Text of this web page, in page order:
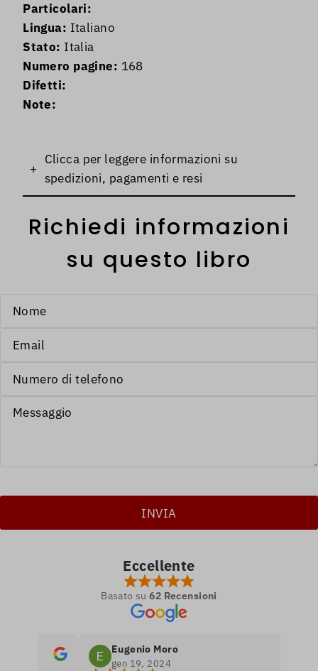
Particolari:
Lingua: Italiano
Stato: Italia
Numero pagine: 168
Difetti:
Note:
+
Clicca per leggere informazioni su
spedizioni, pagamenti e resi
Richiedi informazioni
su questo libro
Eccellente
Basato su 62 Recensioni
Eugenio Moro
gen 19, 2024